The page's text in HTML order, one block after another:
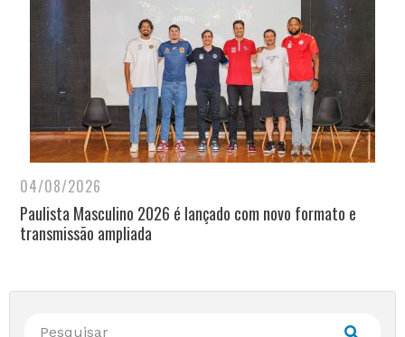
04/08/2026
Paulista Masculino 2026 é lançado com novo formato e
transmissão ampliada